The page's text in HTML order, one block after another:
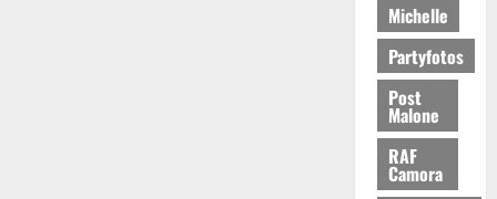
Michelle
Partyfotos
Post
Malone
RAF
Camora